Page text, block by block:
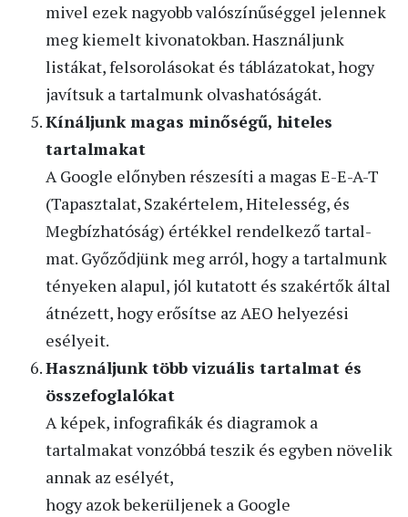
mivel ezek nagyobb valószínűséggel jelennek
meg kiemelt kivonatokban. Használjunk
listákat, felsorolásokat és táblázatokat, hogy
javítsuk a tartalmunk olvashatóságát.
Kínáljunk magas minőségű, hiteles
tartalmakat
A Google előnyben részesíti a magas E-E-A-T
(Tapasztalat, Szakértelem, Hitelesség, és
Megbízhatóság) értékkel rendelkező tartal-
mat. Győződjünk meg arról, hogy a tartalmunk
tényeken alapul, jól kutatott és szakértők által
átnézett, hogy erősítse az AEO helyezési
esélyeit.
Használjunk több vizuális tartalmat és
összefoglalókat
A képek, infografikák és diagramok a
tartalmakat vonzóbbá teszik és egyben növelik
annak az esélyét,
hogy azok bekerüljenek a Google